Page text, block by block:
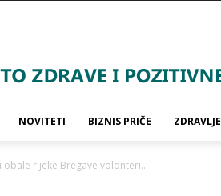
NOVITETI BIZNIS PRIČE ZDRAVLJE
obale rijeke Bregave volonteri...